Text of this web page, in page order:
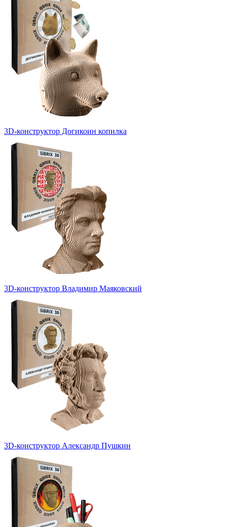
3D-конструктор Догикоин копилка
3D-конструктор Владимир Маяковский
3D-конструктор Александр Пушкин